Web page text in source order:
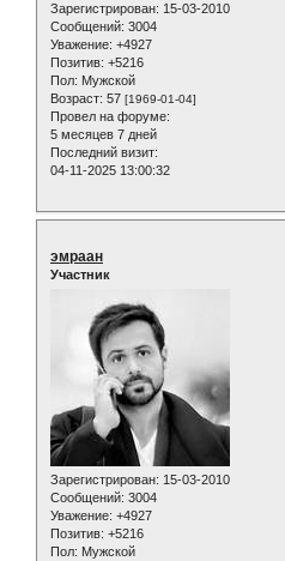
Зарегистрирован: 15-03-2010
Сообщений: 3004
Уважение: +4927
Позитив: +5216
Пол: Мужской
Возраст: 57 [1969-01-04]
Провел на форуме:
5 месяцев 7 дней
Последний визит:
04-11-2025 13:00:32
эмраан
Участник
Зарегистрирован: 15-03-2010
Сообщений: 3004
Уважение: +4927
Позитив: +5216
Пол: Мужской